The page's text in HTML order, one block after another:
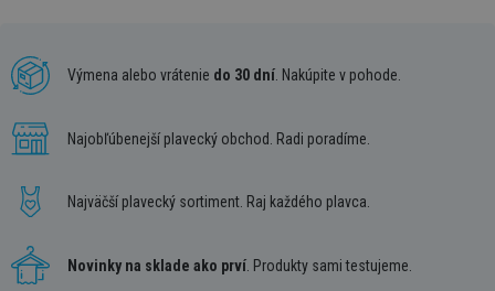
Výmena alebo vrátenie do 30 dní . Nakúpite v pohode.
Najobľúbenejší plavecký obchod. Radi poradíme.
Najväčší plavecký sortiment. Raj každého plavca.
Novinky na sklade ako prví . Produkty sami testujeme.